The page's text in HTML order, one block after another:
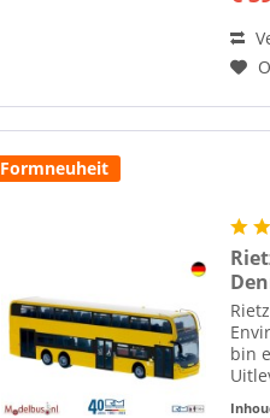
Formneuheit
bin